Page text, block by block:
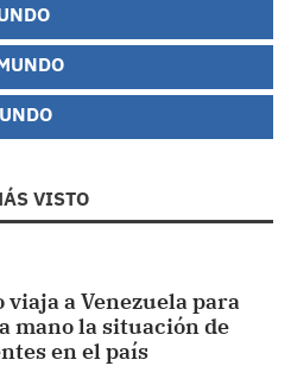
VISTO
viaja a Venezuela para
mano la situación de
en el país